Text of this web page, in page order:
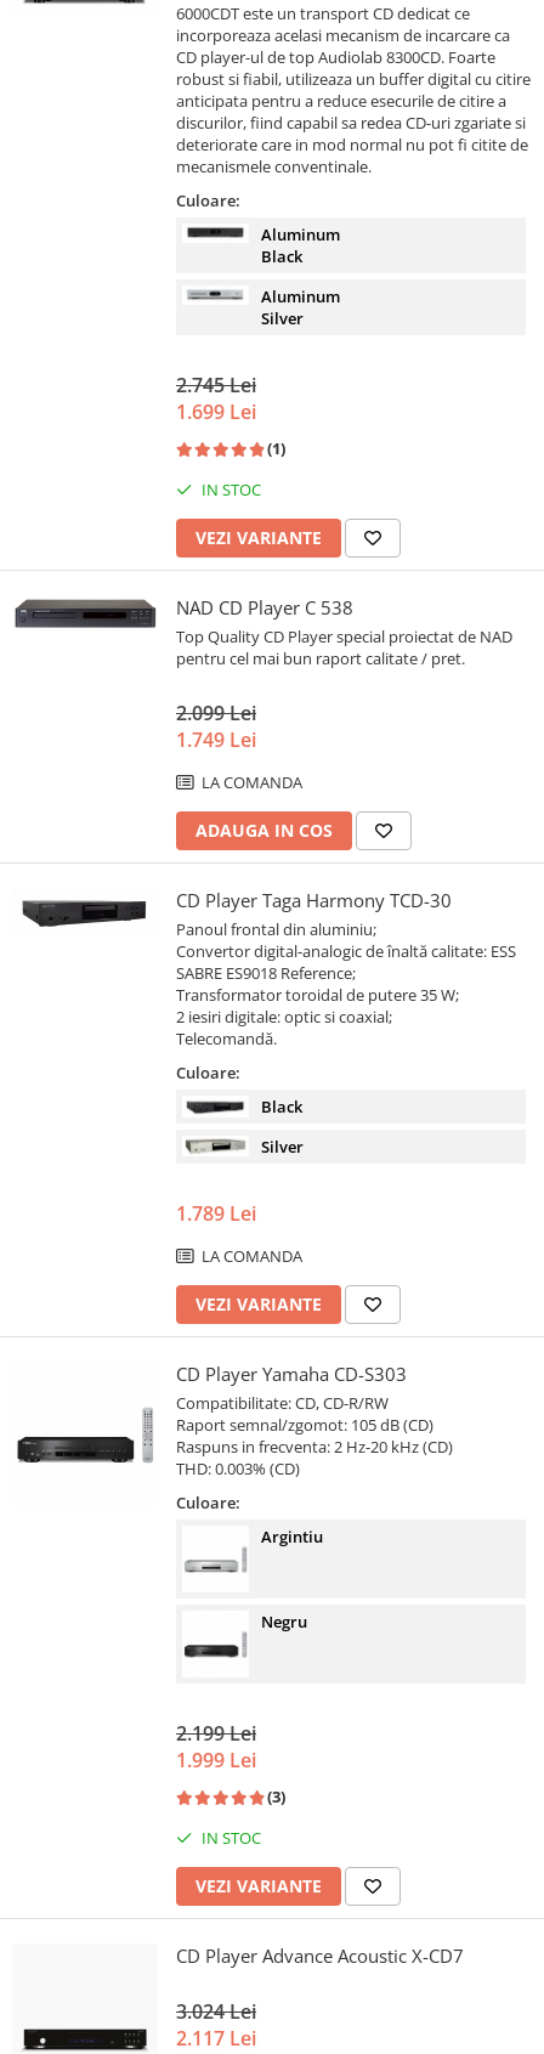
6000CDT este un transport CD dedicat ce
incorporeaza acelasi mecanism de incarcare ca
CD player-ul de top Audiolab 8300CD. Foarte
robust si fiabil, utilizeaza un buffer digital cu citire
anticipata pentru a reduce esecurile de citire a
discurilor, fiind capabil sa redea CD-uri zgariate si
deteriorate care in mod normal nu pot fi citite de
mecanismele conventinale.
Culoare:
Aluminum
Black
Aluminum
Silver
2.745 Lei
1.699 Lei
(1)
IN STOC
VEZI VARIANTE
NAD CD Player C 538
Top Quality CD Player special proiectat de NAD
pentru cel mai bun raport calitate / pret.
2.099 Lei
1.749 Lei
LA COMANDA
ADAUGA IN COS
CD Player Taga Harmony TCD-30
Panoul frontal din aluminiu;
Convertor digital-analogic de înaltă calitate: ESS
SABRE ES9018 Reference;
Transformator toroidal de putere 35 W;
2 iesiri digitale: optic si coaxial;
Telecomandă.
Culoare:
Black
Silver
1.789 Lei
LA COMANDA
VEZI VARIANTE
CD Player Yamaha CD-S303
Compatibilitate: CD, CD-R/RW
Raport semnal/zgomot: 105 dB (CD)
Raspuns in frecventa: 2 Hz-20 kHz (CD)
THD: 0.003% (CD)
Culoare:
Argintiu
Negru
2.199 Lei
1.999 Lei
(3)
IN STOC
VEZI VARIANTE
CD Player Advance Acoustic X-CD7
3.024 Lei
2.117 Lei